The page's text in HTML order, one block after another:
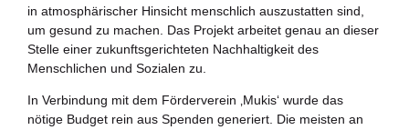
Mitmachen ?
in atmosphärischer Hinsicht menschlich auszustatten sind,
um gesund zu machen. Das Projekt arbeitet genau an dieser
Stelle einer zukunftsgerichteten Nachhaltigkeit des
Menschlichen und Sozialen zu.
In Verbindung mit dem Förderverein ‚Mukis‘ wurde das
nötige Budget rein aus Spenden generiert. Die meisten an